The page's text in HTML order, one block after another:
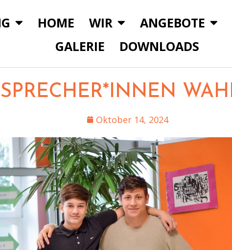
HOME WIR ANGEBOTE
GALERIE
DOWNLOADS
Oktober 14, 2024